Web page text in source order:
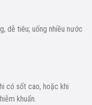
dễ tiêu; uống nhiều nước
có sốt cao, hoặc khi
khuẩn.